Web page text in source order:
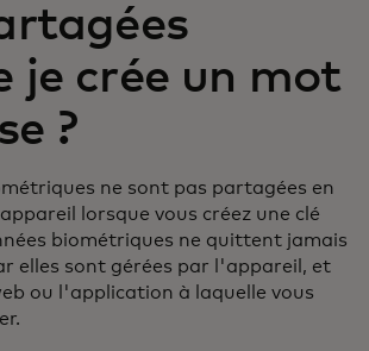
je crée un mot
?
ne sont pas partagées en
lorsque vous créez une clé
biométriques ne quittent jamais
elles sont gérées par l'appareil, et
ou l'application à laquelle vous